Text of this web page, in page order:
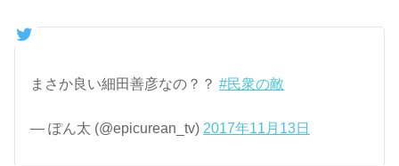
まさか良い細田善彦なの？？#民衆の敵
— ぽん太 (@epicurean_tv) 2017年11月13日